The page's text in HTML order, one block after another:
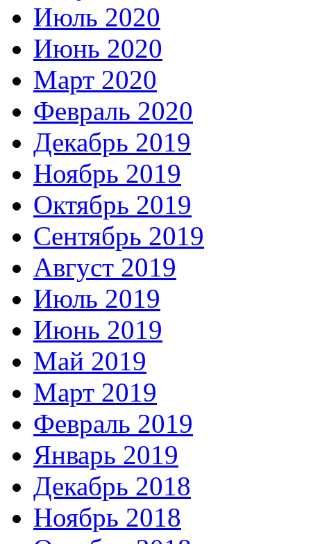
Июль 2020
Июнь 2020
Март 2020
Февраль 2020
Декабрь 2019
Ноябрь 2019
Октябрь 2019
Сентябрь 2019
Август 2019
Июль 2019
Июнь 2019
Май 2019
Март 2019
Февраль 2019
Январь 2019
Декабрь 2018
Ноябрь 2018